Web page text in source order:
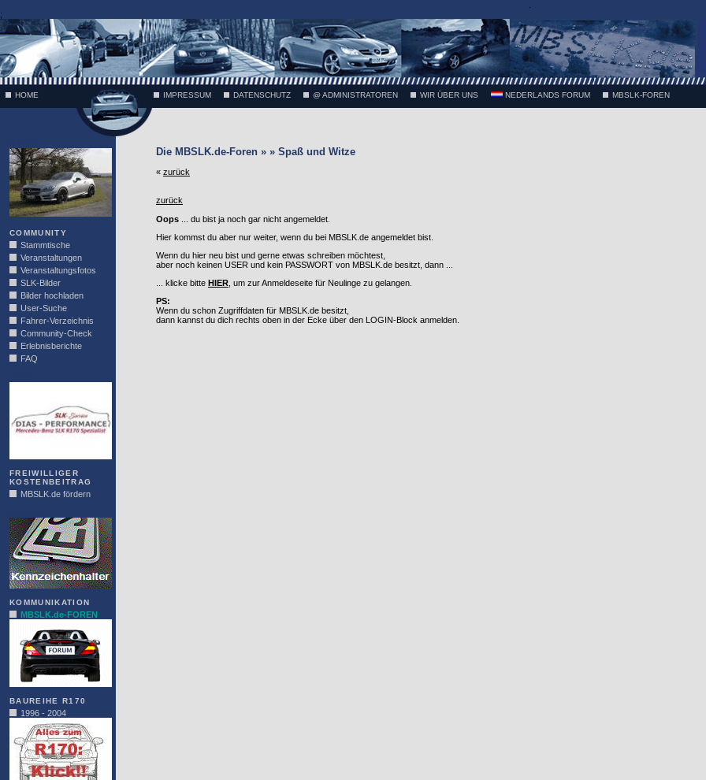
;
HOME IMPRESSUM DATENSCHUTZ @ ADMINISTRATOREN WIR ÜBER UNS NEDERLANDS FORUM MBSLK-FOREN
COMMUNITY
Stammtische
Veranstaltungen
Veranstaltungsfotos
SLK-Bilder
Bilder hochladen
User-Suche
Fahrer-Verzeichnis
Community-Check
Erlebnisberichte
FAQ
FREIWILLIGER
KOSTENBEITRAG
MBSLK.de fördern
KOMMUNIKATION
MBSLK.de-FOREN
BAUREIHE R170
1996 - 2004
Die MBSLK.de-Foren » » Spaß und Witze
« zurück
zurück
Oops ... du bist ja noch gar nicht angemeldet.
Hier kommst du aber nur weiter, wenn du bei MBSLK.de angemeldet bist.
Wenn du hier neu bist und gerne etwas schreiben möchtest,
aber noch keinen USER und kein PASSWORT von MBSLK.de besitzt, dann ...
... klicke bitte HIER , um zur Anmeldeseite für Neulinge zu gelangen.
PS:
Wenn du schon Zugriffdaten für MBSLK.de besitzt,
dann kannst du dich rechts oben in der Ecke über den LOGIN-Block anmelden.